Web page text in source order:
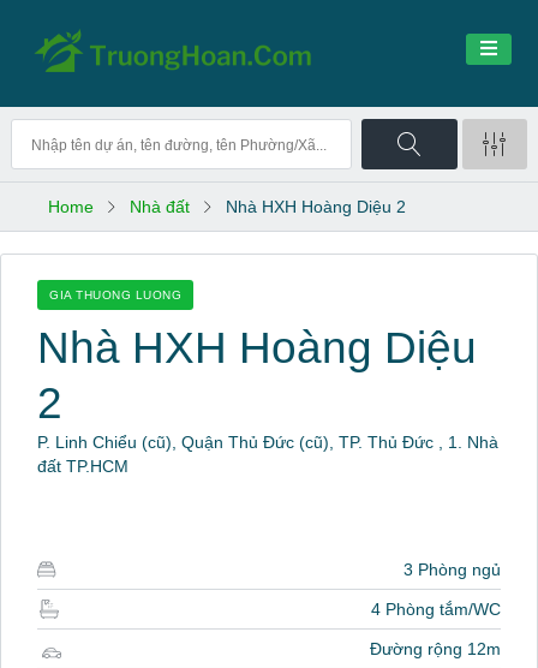
Home Nhà đất Nhà HXH Hoàng Diệu 2
GIA THUONG LUONG
Nhà HXH Hoàng Diệu
2
P. Linh Chiểu (cũ), Quận Thủ Đức (cũ), TP. Thủ Đức , 1. Nhà
đất TP.HCM
3 Phòng ngủ
4 Phòng tắm/WC
Đường rộng 12m